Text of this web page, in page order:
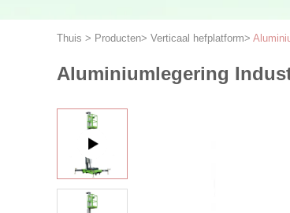
Thuis > Producten> Verticaal hefplatform>
Aluminiumlegering